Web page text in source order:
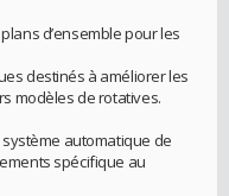
d’ensemble pour les
destinés à améliorer les
modèles de rotatives.
système automatique de
spécifique au